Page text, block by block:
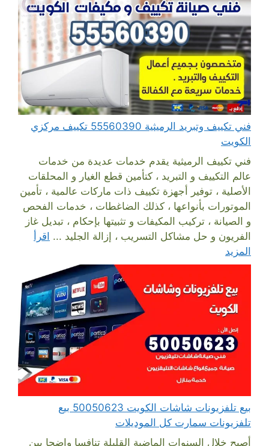
فني تكييف وتبريد الرميثية 55560390 تكييف مركزي
الكويت
فني تكييف الرميثية يقدم خدمات عديدة من خدمات
عالم التكييف و التبريد ، كتأمين قطع الغيار و المحلقات
الأصلية ، توفير أجهزة تكييف ذات ماركات عالمية ، تأمين
الموتورات بأنواعها ، كذلك الضاغطات ، خدمات الفحص
و الصيانة ، تركيب المكيفات و تثبيتها بإحكام ، تبديل غاز
الفريون و حل مشاكل التسريب ، إزالة الجليد ... اقرأ
المزيد
بيع تلفزيونات شاشات الكويت 50050623 بيع
تلفزيونات سمارت كل الموديلات
أصبح خلال السنوات الماضية القليلة تنافسا واضحا بين